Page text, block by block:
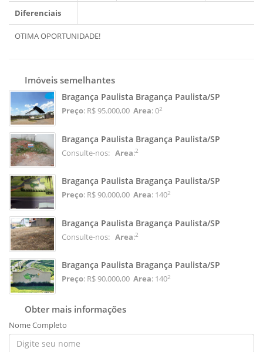
Diferenciais
OTIMA OPORTUNIDADE!
Imóveis semelhantes
Bragança Paulista Bragança Paulista/SP
Preço: R$ 95.000,00 Area: 02
Bragança Paulista Bragança Paulista/SP
Consulte-nos: Area:2
Bragança Paulista Bragança Paulista/SP
Preço: R$ 90.000,00 Area: 1402
Bragança Paulista Bragança Paulista/SP
Consulte-nos: Area:2
Bragança Paulista Bragança Paulista/SP
Preço: R$ 90.000,00 Area: 1402
Obter mais informações
Nome Completo